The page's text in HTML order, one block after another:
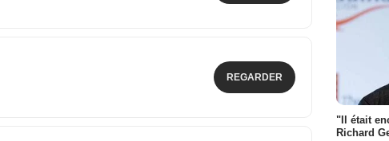
REGARDER
"Il était
Richard